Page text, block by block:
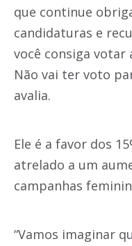
que continue
candidaturas e
você consiga votar
Não vai ter voto
avalia.
Ele é a favor dos
atrelado a um
campanhas
“Vamos imaginar